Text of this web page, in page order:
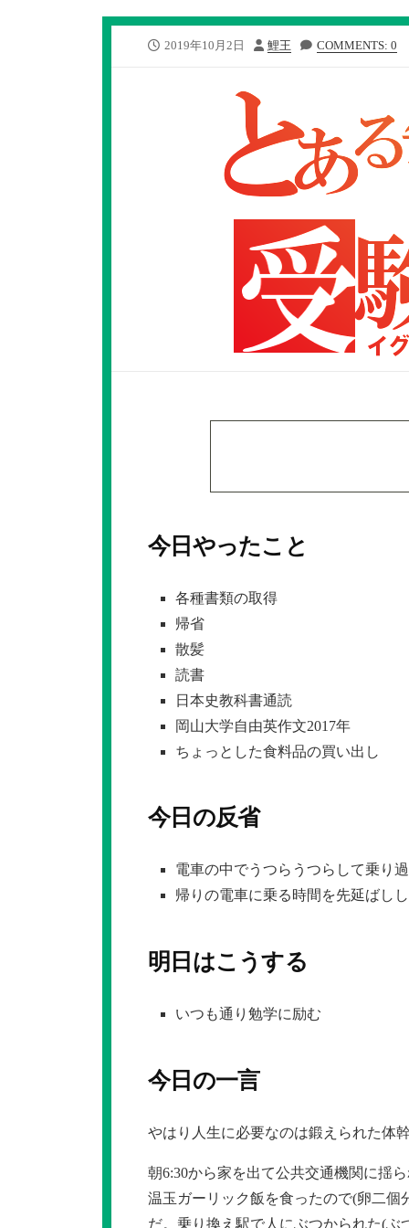
公
2019年10月2日
投
鯉王 COMMENTS: 0
今日やったこと
各種書類の取得
帰省
散髪
読書
日本史教科書通読
岡山大学自由英作文2017年
ちょっとした食料品の買い出し
今日の反省
電車の中でうつらうつらして乗り
帰りの電車に乗る時間を先延ばし
明日はこうする
いつも通り勉学に励む
今日の一言
やはり人生に必要なのは鍛えられた体
朝6:30から家を出て公共交通機関に揺
温玉ガーリック飯を食ったので(卵二
だ。乗り換え駅で人にぶつかられた(